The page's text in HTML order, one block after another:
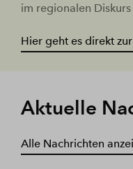
im regionalen
Hier geht es direkt
Aktuelle
Alle Nachrichten